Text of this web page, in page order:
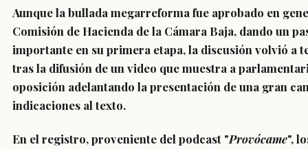
Aunquela bullada megarreforma fue aprobado en
Comisión de Hacienda de la Cámara Baja, dando un
importante en su primera etapa, la discusión volvió a
tras la difusión de un video que muestra a
oposición adelantando la presentación de una gran
indicaciones al texto.
En el registro, proveniente del podcast "Provócame",